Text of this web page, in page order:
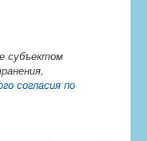
субъектом
согласия по